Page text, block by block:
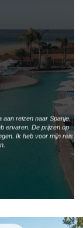
aan reizen naar Spanje.
ervaren. De prijzen op
Ik heb voor mijn reis